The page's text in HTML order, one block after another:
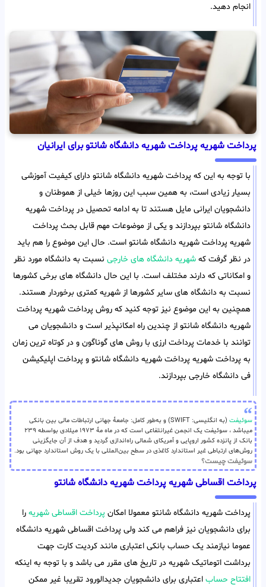
انجام دهید.
پرداخت شهریه پرداخت شهریه دانشگاه شانتو برای ایرانیان
با توجه به این که پرداخت شهریه دانشگاه شانتو دارای کیفیت آموزشی
بسیار زیادی است، به همین سبب این روزها خیلی از هموطنان و
دانشجویان ایرانی مایل هستند تا به ادامه تحصیل در پرداخت شهریه
دانشگاه شانتو بپردازند و یکی از موضوعات مهم قابل بحث پرداخت
شهریه پرداخت شهریه دانشگاه شانتو است. حال این موضوع را هم باید
در نظر گرفت که شهریه دانشگاه های خارجی نسبت به دانشگاه مورد نظر
و امکاناتی که دارند مختلف است. با این حال دانشگاه های برخی کشورها
نسبت به دانشگاه های سایر کشورها از شهریه کمتری برخوردار هستند.
همچنین به این موضوع نیز توجه کنید که روش پرداخت شهریه پرداخت
شهریه دانشگاه شانتو از چندین راه امکانپذیر است و دانشجویان می
توانند با خدمات پرداخت ارزی با روش های گوناگون و در کوتاه ترین زمان
به پرداخت شهریه پرداخت شهریه دانشگاه شانتو و پرداخت اپلیکیشن
فی دانشگاه خارجی بپردازند.
سوئیفت
(به انگلیسی: SWIFT) و به‌طور کامل: جامعهٔ جهانی ارتباطات مالی بین بانکی
میباشد ، سوئیفت یک انجمن غیرانتفاعی است که در ماه مهٔ ۱۹۷۳ میلادی بواسطه ۲۳۹
بانک از پانزده کشور اروپایی و آمریکای شمالی راه‌اندازی گردید و هدف از آن جایگزینی
روش‌های ارتباطی غیر استاندارد کاغذی در سطح بین‌المللی با یک روش استاندارد جهانی بود.
سوئیفت چیست؟
پرداخت اقساطی شهریه پرداخت شهریه دانشگاه شانتو
پرداخت شهریه دانشگاه شانتو معمولا امکان پرداخت اقساطی شهریه را
برای دانشجویان نیز فراهم می کند ولی پرداخت اقساطی شهریه دانشگاه
عموما نیازمند یک حساب بانکی اعتباری مانند کردیت کارت جهت
برداشت اتوماتیک شهریه در تاریخ های مقرر می باشد و با توجه به اینکه
افتتاح حساب اعتباری برای دانشجویان جدیدالورود تقریبا غیر ممکن